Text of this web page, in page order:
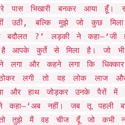
भिखारी बनकर आया हूँ।
उठी, बल्कि मुझे जो कुछ
बदौलत ?’ लड़की ने
है आपके कुर्ते से मिला है। जो
और कहने लगा कि धिक्कार
लगी तो वह लोक लाज
और हाथ जोड़कर उनके पैरों में
नहीं। जब तू पहली
तो तुझे मैं वह चीज दूँ जो कभी